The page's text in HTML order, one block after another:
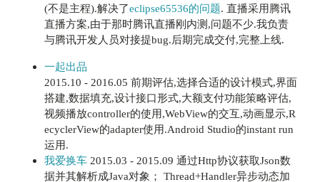
(不是主程).解决了eclipse65536的问题. 直播采用腾讯
直播方案,由于那时腾讯直播刚内测,问题不少.我负责
与腾讯开发人员对接提bug.后期完成交付,完整上线.
一起出品
2015.10 - 2016.05 前期评估,选择合适的设计模式,界面
搭建,数据填充,设计接口形式,大额支付功能策略评估,
视频播放controller的使用,WebView的交互,动画显示,R
ecyclerView的adapter使用.Android Studio的instant run
运用.
我爱换车 2015.03 - 2015.09 通过Http协议获取Json数
据并其解析成Java对象； Thread+Handler异步动态加